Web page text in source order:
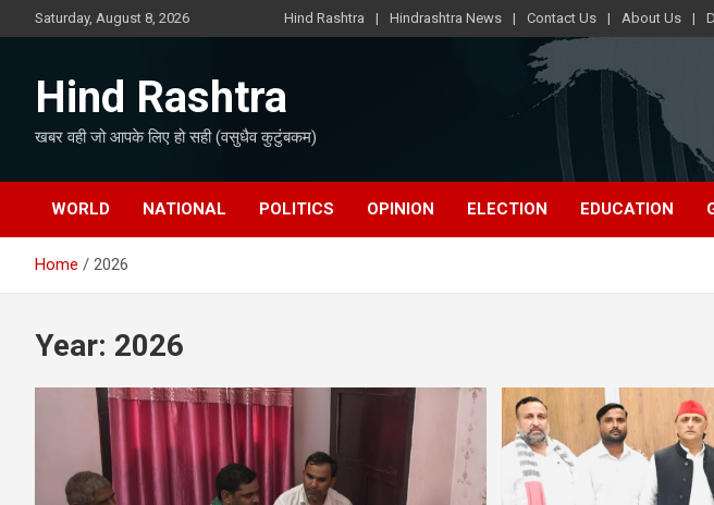
to
Saturday, August 8, 2026 Hind Rashtra Hindrashtra News Contact Us About Us
Hind Rashtra
खबर वही जो आपके लिए हो सही (वसुधैव कुटुंबकम)
WORLD NATIONAL POLITICS OPINION ELECTION EDUCATION
Home 2026
Year: 2026